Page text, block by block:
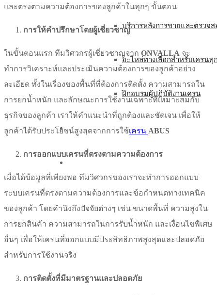
บริการหลังการขายและตรวจ
อะไหล่ทางเลือกสำหรับเครน
ฝึกอบรมผู้ปฏิบัติงานเครน
บทความ
และตรงตามความต้องการของลูกค้าในทุกๆ ขั้นตอน
การให้คำปรึกษาโดยผู้เชี่ยวชาญ
ในขั้นตอนแรก ทีมวิศวกรผู้เชี่ยวชาญจาก ONVALLA จะ
ทำการวิเคราะห์และประเมินความต้องการของลูกค้าอย่าง
ละเอียด ทั้งในเรื่องของพื้นที่ที่ต้องการติดตั้ง ความสามารถใน
การยกน้ำหนัก และลักษณะการใช้งานเฉพาะที่เหมาะสมกับ
ธุรกิจของลูกค้า เราให้คำแนะนำที่ถูกต้องและชัดเจน เพื่อให้
ลูกค้าได้รับประโยชน์สูงสุดจากการใช้เครน ABUS
การออกแบบเครนที่ตรงตามความต้องการ
เมื่อได้ข้อมูลที่เพียงพอ ทีมวิศวกรของเราจะทำการออกแบบ
ระบบเครนที่ตรงตามความต้องการและข้อกำหนดทางเทคนิค
ของลูกค้า โดยคำนึงถึงปัจจัยต่างๆ เช่น ขนาดพื้นที่ ความสูงใน
การยกสินค้า ความสามารถในการรับน้ำหนัก และเงื่อนไขพิเศษ
อื่นๆ เพื่อให้เครนที่ออกแบบมีประสิทธิภาพสูงสุดและปลอดภัย
สำหรับการใช้งานจริง
การติดตั้งที่มีมาตรฐานและปลอดภัย